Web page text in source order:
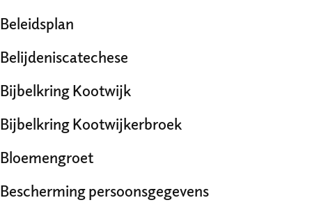
Beleidsplan
Belijdeniscatechese
Bijbelkring Kootwijk
Bijbelkring Kootwijkerbroek
Bloemengroet
Bescherming persoonsgegevens